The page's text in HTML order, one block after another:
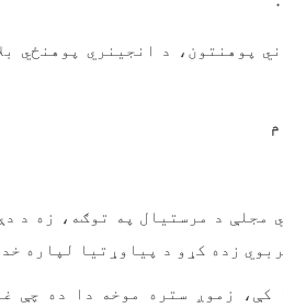
پوهنتون، د انجینري پوهنځي
مجلې د مرستیال په توګه، زه د
زده‌ کړو د پیاوړتیا لپاره
زموږ ستره موخه دا ده چې